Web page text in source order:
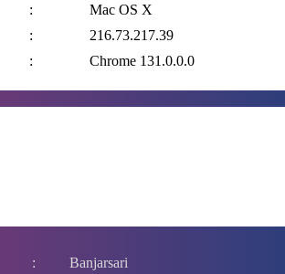
:
Mac OS X
:
216.73.217.39
: Chrome 131.0.0.0
:
Banjarsari